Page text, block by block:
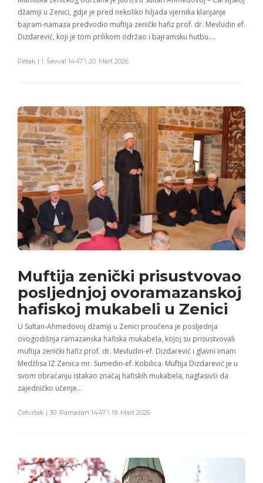
džamiji u Zenici, gdje je pred nekoliko hiljada vjernika klanjanje
bajram-namaza predvodio muftija zenički hafiz prof. dr. Mevludin ef.
Dizdarević, koji je tom prilikom održao i bajramsku hutbu….
Petak | 1. Ševval 1447 \ 20. Mart 2026
Muftija zenički prisustvovao
posljednjoj ovoramazanskoj
hafiskoj mukabeli u Zenici
U Sultan-Ahmedovoj džamiji u Zenici proučena je posljednja
ovogodišnja ramazanska hafiska mukabela, kojoj su prisustvovali
muftija zenički hafiz prof. dr. Mevludin-ef. Dizdarević i glavni imam
Medžlisa IZ Zenica mr. Sumedin-ef. Kobilica. Muftija Dizdarević je u
svom obraćanju istakao značaj hafiskih mukabela, naglasivši da
zajedničko učenje…
Četvrtak | 30. Ramazan 1447 \ 19. Mart 2026